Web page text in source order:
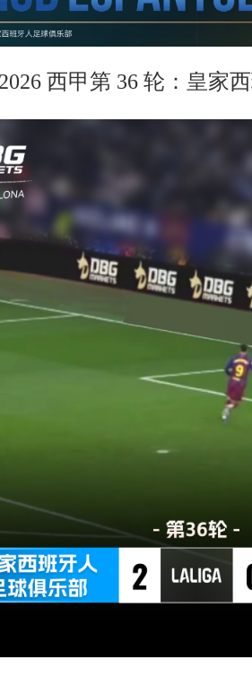
西甲第 36 轮：皇家